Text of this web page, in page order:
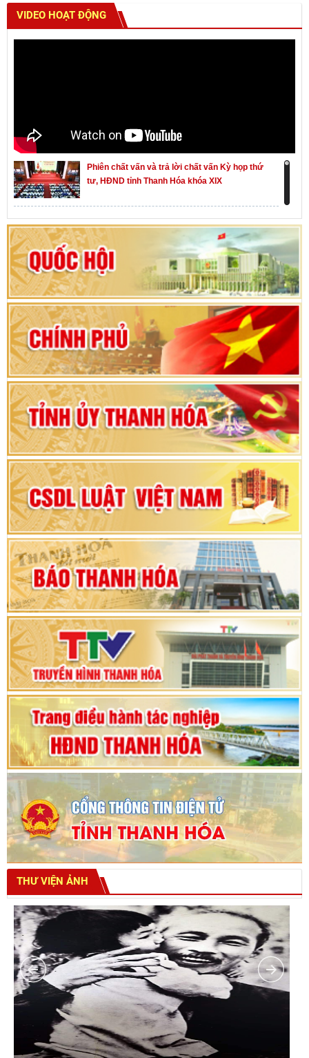
VIDEO HOẠT ĐỘNG
Phiên chất vấn và trả lời chất vấn Kỳ họp thứ
tư, HĐND tỉnh Thanh Hóa khóa XIX
Khai mạc kỳ họp thứ Nhất, Quốc hội khóa XVI
Hướng dẫn quy trình bỏ phiếu bầu cử ĐBQH
khoá XVI và đại biểu HĐND các cấp nhiệm kỳ
2026-2031
80 năm Quốc hội Việt Nam: vì lợi ích Nhân dân,
vì sự phát triển của đất nước
Bộ Chính trị duyệt nội dung Đại hội đại biểu
Đảng bộ tỉnh Thanh Hóa lần thứ XX, nhiệm kỳ
2025 - 2030
Đại hội đại biểu Đảng bộ xã Yên Thọ lần thứ I,
nhiệm kỳ 2025 – 2030
Đại hội Đảng bộ xã Yên Ninh lần thứ nhất,
nhiệm kỳ 2025 - 2030
Khai mạc Kỳ họp bất thường lần thứ 9, Quốc
hội khóa XV
Phiên thảo luận Kỳ họp thứ 24, HĐND tỉnh
Thanh Hóa khóa XVIII, nhiệm kỳ 2021 - 2026
Bế mạc Kỳ họp thứ hai bốn, Hội đồng nhân dân
tỉnh khoá XVIII
THƯ VIỆN ẢNH